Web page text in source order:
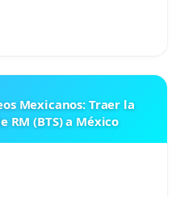
Mexicanos: Traer la
RM (BTS) a México